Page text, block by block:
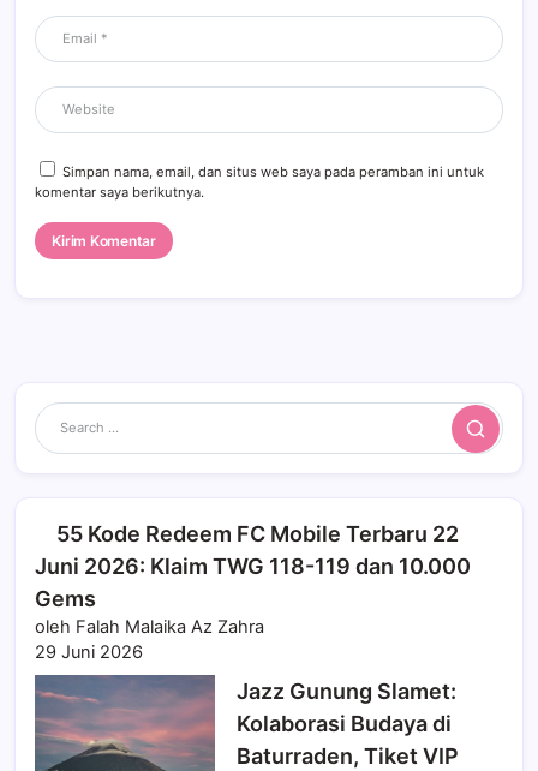
Simpan nama, email, dan situs web saya pada peramban ini untuk
komentar saya berikutnya.
Search
55 Kode Redeem FC Mobile Terbaru 22
Juni 2026: Klaim TWG 118-119 dan 10.000
Gems
oleh Falah Malaika Az Zahra
29 Juni 2026
Jazz Gunung Slamet:
Kolaborasi Budaya di
Baturraden, Tiket VIP